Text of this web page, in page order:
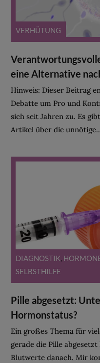
VERHÜTUNG
eine Alternative
Hinweis: Dieser Beitrag
Debatte um Pro und
sich seit Jahren zu. Es
Artikel über die
DIAGNOSTIK,
SELBSTHILFE
Pille abgesetzt:
Hormonstatus?
Ein großes Thema für
gerade die Pille
Blutwerte danach. Mir